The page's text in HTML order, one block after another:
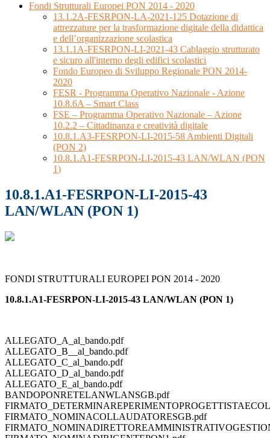
Fondi Strutturali Europei PON 2014 - 2020
13.1.2A-FESRPON-LA-2021-125 Dotazione di
attrezzature per la trasformazione digitale della didattica
e dell’organizzazione scolastica
13.1.1A-FESRPON-LI-2021-43 Cablaggio strutturato
e sicuro all'interno degli edifici scolastici
Fondo Europeo di Sviluppo Regionale PON 2014-
2020
FESR - Programma Operativo Nazionale - Azione
10.8.6A – Smart Class
FSE – Programma Operativo Nazionale – Azione
10.2.2 – Cittadinanza e creatività digitale
10.8.1.A3-FESRPON-LI-2015-58 Ambienti Digitali
(PON 2)
10.8.1.A1-FESRPON-LI-2015-43 LAN/WLAN (PON
1)
10.8.1.A1-FESRPON-LI-2015-43
LAN/WLAN (PON 1)
FONDI STRUTTURALI EUROPEI PON 2014 - 2020
10.8.1.A1-FESRPON-LI-2015-43 LAN/WLAN (PON 1)
ALLEGATO_A_al_bando.pdf
ALLEGATO_B__al_bando.pdf
ALLEGATO_C_al_bando.pdf
ALLEGATO_D_al_bando.pdf
ALLEGATO_E_al_bando.pdf
BANDOPONRETELANWLANSGB.pdf
FIRMATO_NOMINACOLLAUDATORESGB.pdf